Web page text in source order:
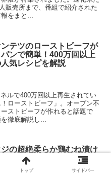
販売所まで、番組で紹介された
をまと...
ンテツのローストビーフが
ンで簡単！400万回以上
気レシピを解説
ルで400万回以上再生されてい
ローストビーフ」。オーブン不
ストビーフが作れると話題で
徹底解説し...
ジの超絶柔らか鶏むね漬け
｜699万回再生「鶏むね
ない」ネギ塩だれの作り
トップ サイドバー